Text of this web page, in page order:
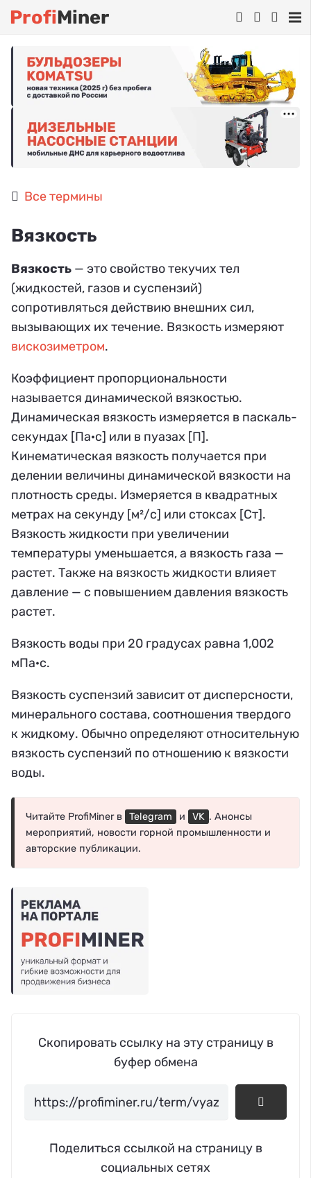
ProfiMiner
Все термины
Вязкость
Вязкость — это свойство текучих тел
(жидкостей, газов и суспензий)
сопротивляться действию внешних сил,
вызывающих их течение. Вязкость измеряют
вискозиметром.
Коэффициент пропорциональности
называется динамической вязкостью.
Динамическая вязкость измеряется в паскаль-
секундах [Па·с] или в пуазах [П].
Кинематическая вязкость получается при
делении величины динамической вязкости на
плотность среды. Измеряется в квадратных
метрах на секунду [м²/с] или стоксах [Ст].
Вязкость жидкости при увеличении
температуры уменьшается, а вязкость газа —
растет. Также на вязкость жидкости влияет
давление — с повышением давления вязкость
растет.
Вязкость воды при 20 градусах равна 1,002
мПа·с.
Вязкость суспензий зависит от дисперсности,
минерального состава, соотношения твердого
к жидкому. Обычно определяют относительную
вязкость суспензий по отношению к вязкости
воды.
Читайте ProfiMiner в Telegram и VK . Анонсы
мероприятий, новости горной промышленности и
авторские публикации.
Скопировать ссылку на эту страницу в
буфер обмена
Поделиться ссылкой на страницу в
социальных сетях